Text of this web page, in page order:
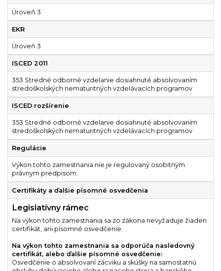
Úroveň 3
EKR
Úroveň 3
ISCED 2011
353 Stredné odborné vzdelanie dosiahnuté absolvovaním
stredoškolských nematuritných vzdelávacích programov
ISCED rozšírenie
353 Stredné odborné vzdelanie dosiahnuté absolvovaním
stredoškolských nematuritných vzdelávacích programov
Regulácie
Výkon tohto zamestnania nie je regulovaný osobitným
právnym predpisom.
Certifikáty a ďalšie písomné osvedčenia
Legislatívny rámec
Na výkon tohto zamestnania sa zo zákona nevyžaduje žiaden
certifikát, ani písomné osvedčenie.
Na výkon tohto zamestnania sa odporúča nasledovný
certifikát, alebo ďalšie písomné osvedčenie:
Osvedčenie o absolvovaní zácviku a skúšky na samostatnú